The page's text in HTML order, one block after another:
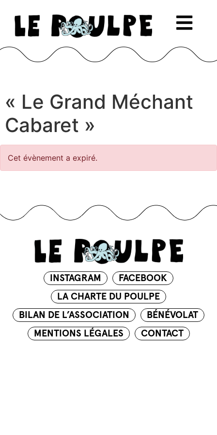
« Le Grand Méchant
Cabaret »
Cet évènement a expiré.
INSTAGRAM
FACEBOOK
LA CHARTE DU POULPE
BILAN DE L’ASSOCIATION
BÉNÉVOLAT
MENTIONS LÉGALES
CONTACT